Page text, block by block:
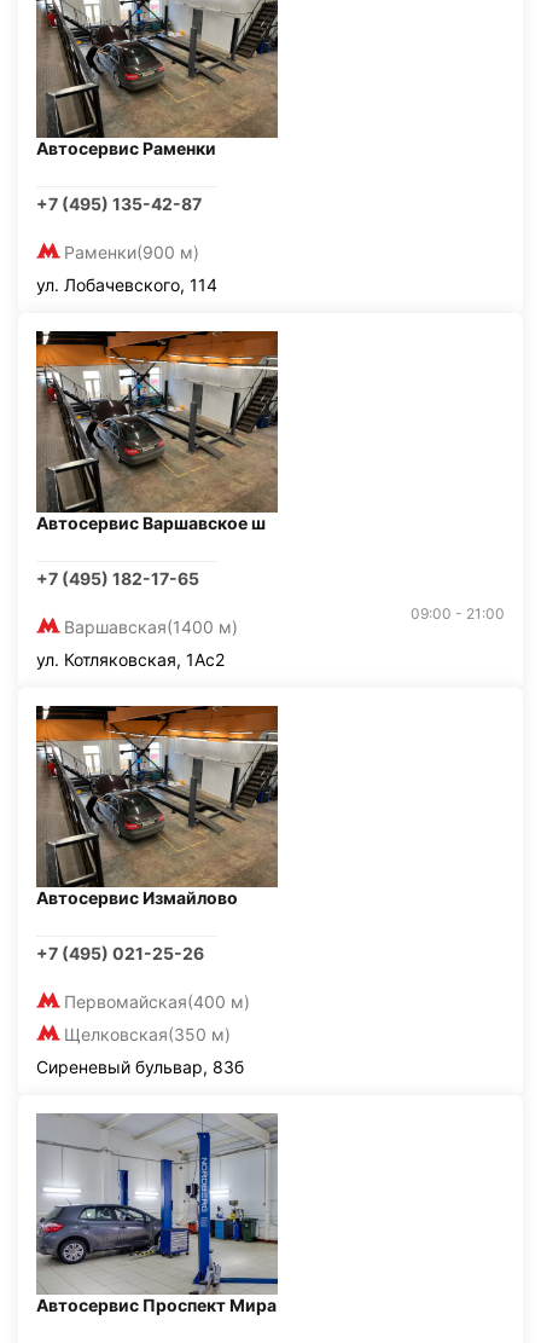
Автосервис Раменки
+7 (495) 135-42-87
Раменки(900 м)
ул. Лобачевского, 114
Автосервис Варшавское ш
+7 (495) 182-17-65
Варшавская(1400 м)
09:00 - 21:00
ул. Котляковская, 1Ас2
Автосервис Измайлово
+7 (495) 021-25-26
Первомайская(400 м)
Щелковская(350 м)
Сиреневый бульвар, 83б
Автосервис Проспект Мира